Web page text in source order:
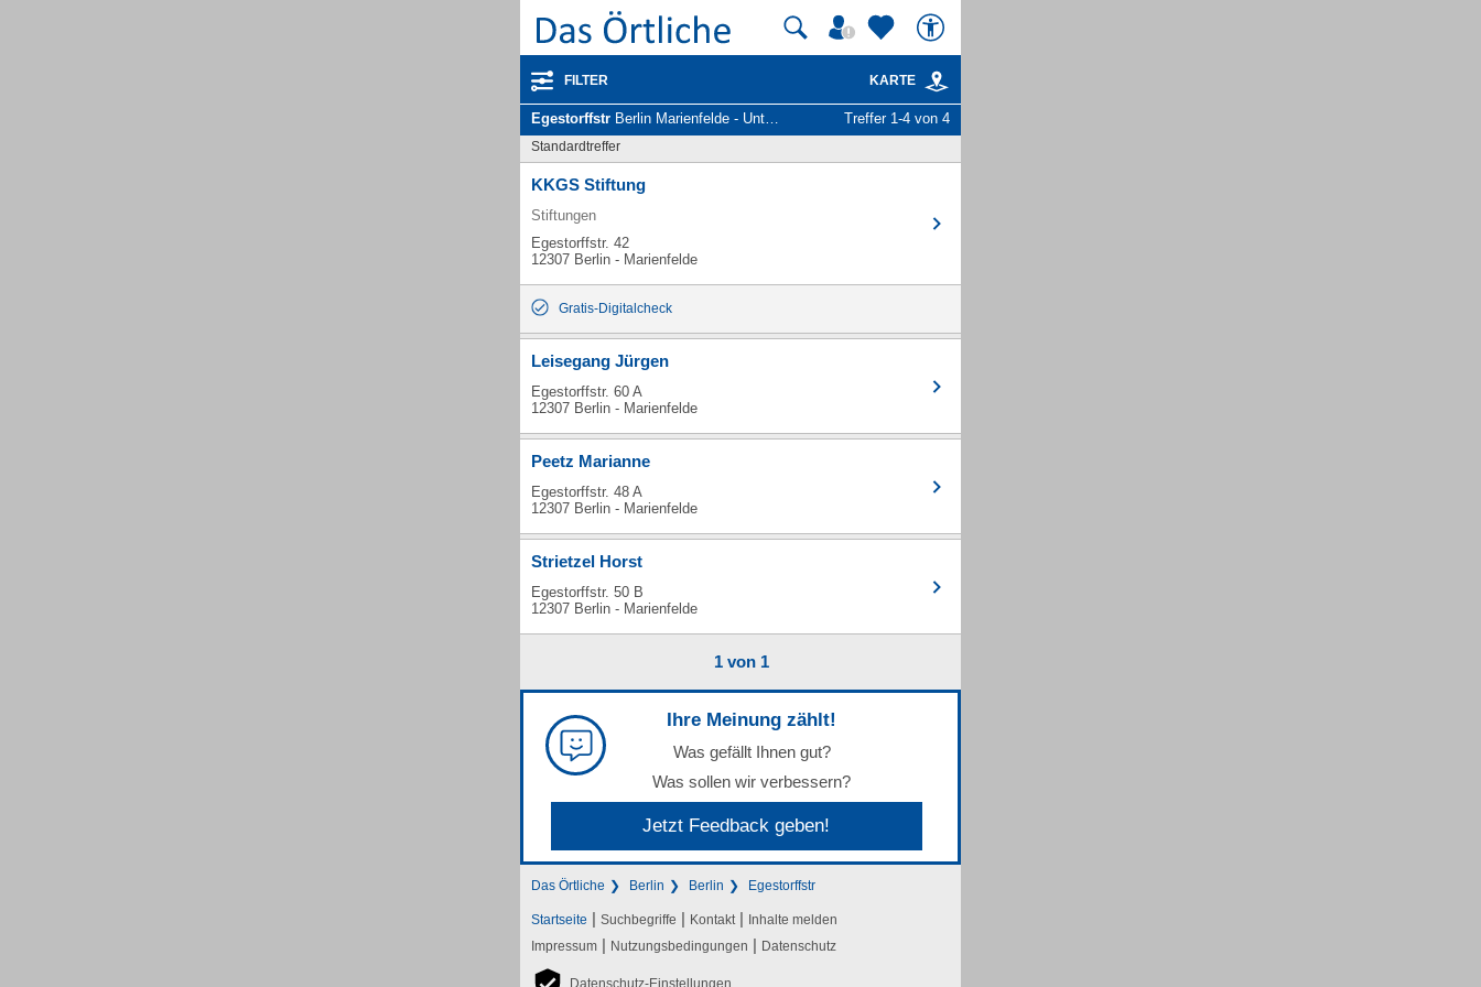
FILTER KARTE
Egestorffstr Berlin Marienfelde - Unternehmen und Personen Treffer 1-4 von 4
Standardtreffer
KKGS Stiftung
Stiftungen
Egestorffstr. 42
12307 Berlin - Marienfelde
Gratis-Digitalcheck
Leisegang Jürgen
Egestorffstr. 60 A
12307 Berlin - Marienfelde
Peetz Marianne
Egestorffstr. 48 A
12307 Berlin - Marienfelde
Strietzel Horst
Egestorffstr. 50 B
12307 Berlin - Marienfelde
1 von 1
Ihre Meinung zählt!
Was gefällt Ihnen gut?
Was sollen wir verbessern?
Jetzt Feedback geben!
Das Örtliche Berlin Berlin Egestorffstr
Startseite | Suchbegriffe | Kontakt | Inhalte melden
Impressum | Nutzungsbedingungen | Datenschutz
Datenschutz-Einstellungen